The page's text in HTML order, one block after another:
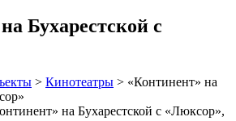
Бухарестской с
> Кинотеатры > «Континент» на